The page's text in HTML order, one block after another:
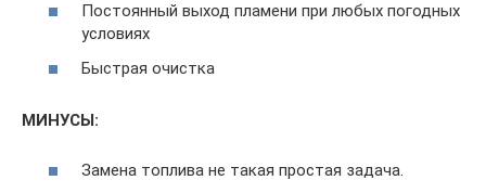
Постоянный выход пламени при любых погодных
условиях
Быстрая очистка
МИНУСЫ:
Замена топлива не такая простая задача.